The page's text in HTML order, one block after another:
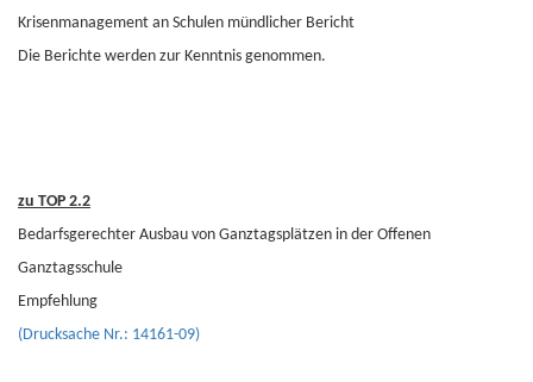
Krisenmanagement an Schulen mündlicher Bericht
Die Berichte werden zur Kenntnis genommen.
zu TOP 2.2
Bedarfsgerechter Ausbau von Ganztagsplätzen in der Offenen
Ganztagsschule
Empfehlung
(Drucksache Nr.: 14161-09)